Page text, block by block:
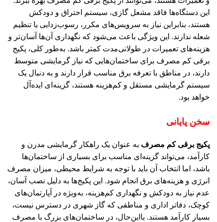
این دستگاه‌ها فاقد مشعل گازی، سیستم احتراق و دودکش
هستند، بنابراین نیاز به سرویس‌های مکرر، رسوب‌زدایی یا تنظیم
شعله ندارند. این ویژگی باعث می‌شود که نگهداری آن‌ها آسان‌تر و
هزینه‌های تعمیرات در طولانی‌مدت کمتر باشد. به‌طور کلی، پکیج
برقی کم مصرف برای ساختمان‌هایی که نیاز گرمایشی متوسط
دارند، در مناطق با تعرفه برق مناسب قرار دارند و به دنبال یک
سیستم گرمایشی مستقل و کم‌هزینه هستند، گزینه‌ای ایده‌آل
خواهد بود.
سخن پایانی
پکیج برقی کم مصرف به عنوان یک راهکار گرمایشی مدرن و
کارآمد، می‌تواند گزینه‌ای مناسب برای بسیاری از ساختمان‌ها
باشد، اما انتخاب آن باید با توجه به شرایط محیطی، میزان مصرف
انرژی و هزینه‌های برق انجام شود. این پکیج‌ها به دلیل نصب آسان،
عدم نیاز به دودکش و نگهداری کم‌هزینه، به‌ویژه در آپارتمان‌های
کوچک، دفاتر اداری و مناطقی که گاز شهری در دسترس نیست،
بسیار کارآمد هستند. بااین‌حال، در ساختمان‌های بزرگ با مصرف